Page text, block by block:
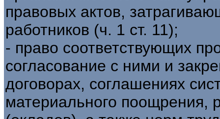
правовых актов,
работников (ч. 1 ст. 11);
- право соответствующих
согласование с ними и
договорах, соглашениях
материального поощрения,